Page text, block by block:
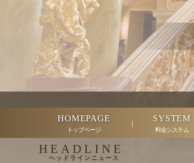
トップページ
HOMEPAGE
料金システム
SYSTEM
HEADLINE
ヘッドラインニュース